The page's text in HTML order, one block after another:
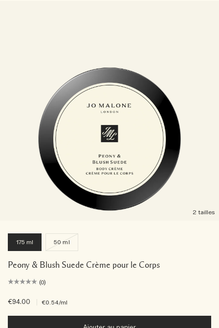
2 tailles
175 ml 50 ml
Peony & Blush Suede Crème pour le Corps
(0)
€94.00 €0.54/ml